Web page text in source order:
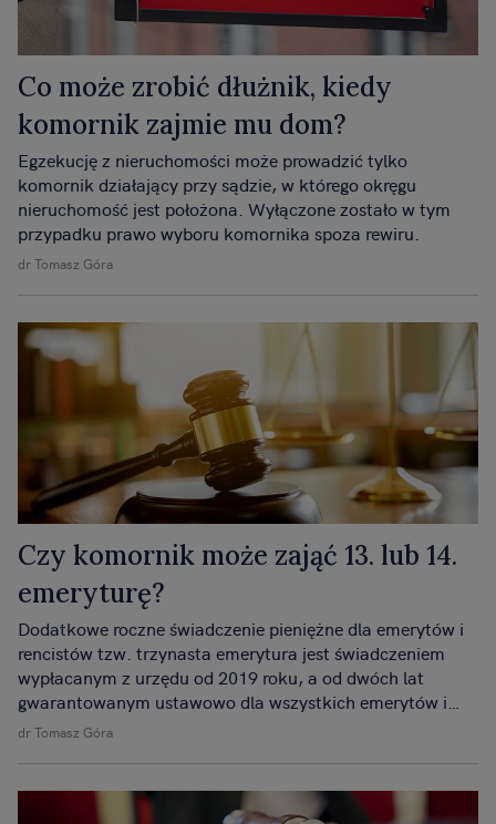
Co może zrobić dłużnik, kiedy
komornik zajmie mu dom?
dr Tomasz Góra
Egzekucję z nieruchomości może prowadzić tylko
komornik działający przy sądzie, w którego okręgu
nieruchomość jest położona. Wyłączone zostało w tym
przypadku prawo wyboru komornika spoza rewiru.
Czy komornik może zająć 13. lub 14.
emeryturę?
dr Tomasz Góra
Dodatkowe roczne świadczenie pieniężne dla emerytów i
rencistów tzw. trzynasta emerytura jest świadczeniem
wypłacanym z urzędu od 2019 roku, a od dwóch lat
gwarantowanym ustawowo dla wszystkich emerytów i
rencistów.